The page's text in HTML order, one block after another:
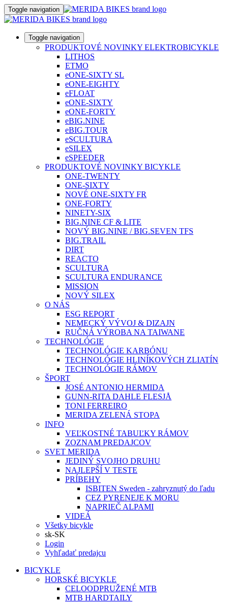
Toggle navigation
Toggle navigation
PRODUKTOVÉ NOVINKY ELEKTROBICYKLE
LITHOS
ETMO
eONE-SIXTY SL
eONE-EIGHTY
eFLOAT
eONE-SIXTY
eONE-FORTY
eBIG.NINE
eBIG.TOUR
eSCULTURA
eSILEX
eSPEEDER
PRODUKTOVÉ NOVINKY BICYKLE
ONE-TWENTY
ONE-SIXTY
NOVÉ ONE-SIXTY FR
ONE-FORTY
NINETY-SIX
BIG.NINE CF & LITE
NOVÝ BIG.NINE / BIG.SEVEN TFS
BIG.TRAIL
DIRT
REACTO
SCULTURA
SCULTURA ENDURANCE
MISSION
NOVÝ SILEX
O NÁS
ESG REPORT
NEMECKÝ VÝVOJ & DIZAJN
RUČNÁ VÝROBA NA TAIWANE
TECHNOLÓGIE
TECHNOLÓGIE KARBÓNU
TECHNOLÓGIE HLINÍKOVÝCH ZLIATÍN
TECHNOLÓGIE RÁMOV
ŠPORT
JOSÉ ANTONIO HERMIDA
GUNN-RITA DAHLE FLESJÅ
TONI FERREIRO
MERIDA ZELENÁ STOPA
INFO
VEĽKOSTNÉ TABUĽKY RÁMOV
ZOZNAM PREDAJCOV
SVET MERIDA
JEDINÝ SVOJHO DRUHU
NAJLEPŠÍ V TESTE
PRÍBEHY
ISBITEN Sweden - zahryznutý do ľadu
CEZ PYRENEJE K MORU
NAPRIEČ ALPAMI
VIDEÁ
Všetky bicykle
sk-SK
Login
Vyhľadať predajcu
BICYKLE
HORSKÉ BICYKLE
CELOODPRUŽENÉ MTB
MTB HARDTAILY